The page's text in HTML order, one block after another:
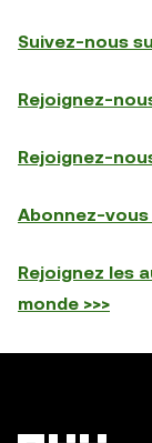
Suivez-nous
Rejoignez-
Rejoignez-
Abonnez-vous
Rejoignez les
monde >>>